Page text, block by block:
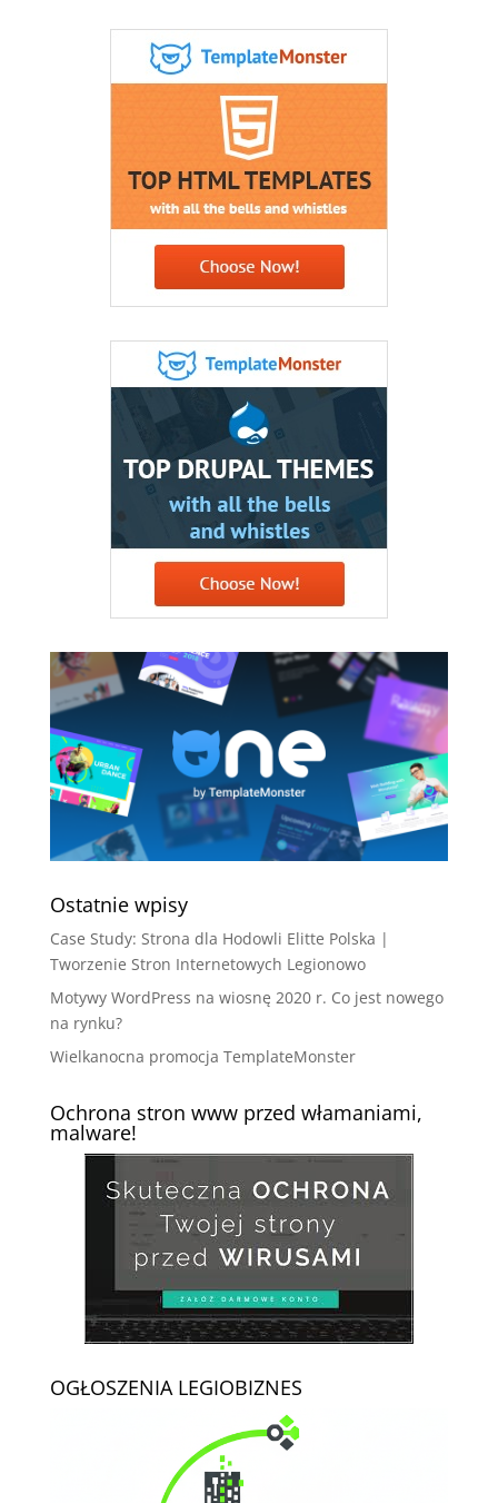
Ostatnie wpisy
Case Study: Strona dla Hodowli Elitte Polska |
Tworzenie Stron Internetowych Legionowo
Motywy WordPress na wiosnę 2020 r. Co jest nowego
na rynku?
Wielkanocna promocja TemplateMonster
Ochrona stron www przed włamaniami,
malware!
OGŁOSZENIA LEGIOBIZNES